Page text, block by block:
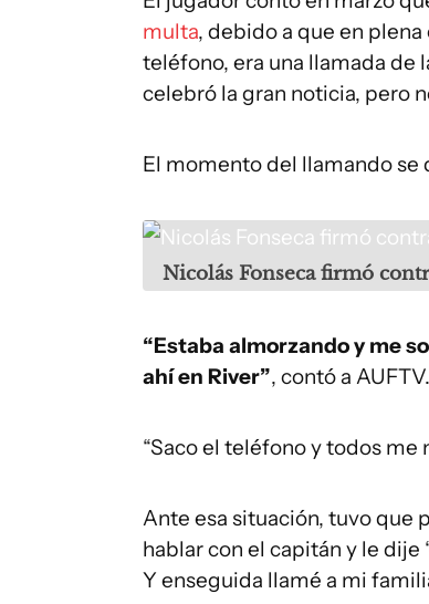
multa, debido a que en
teléfono, era una llamada de
celebró la gran noticia, pero
El momento del llamando se
Nicolás Fonseca firmó
“Estaba almorzando y me
ahí en River”, contó a AUFTV.
“Saco el teléfono y todos me
Ante esa situación, tuvo que
hablar con el capitán y le dije
Y enseguida llamé a mi